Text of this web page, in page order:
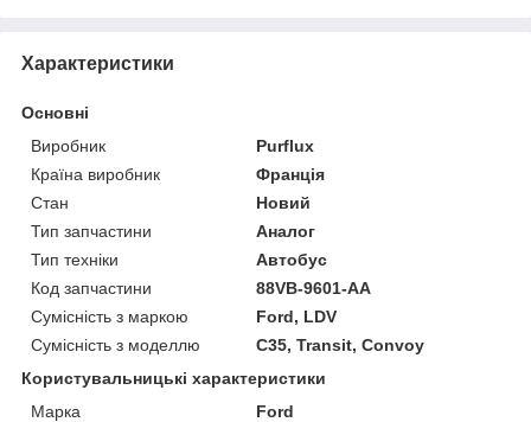
Характеристики
Основні
Виробник
Purflux
Країна виробник
Франція
Стан
Новий
Тип запчастини
Аналог
Тип техніки
Автобус
Код запчастини
88VB-9601-AA
Сумісність з маркою
Ford, LDV
Сумісність з моделлю
C35, Transit, Convoy
Користувальницькі характеристики
Марка
Ford